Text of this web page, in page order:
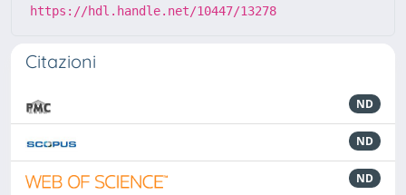
https://hdl.handle.net/10447/13278
Citazioni
ND
ND
ND